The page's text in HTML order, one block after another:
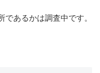
あるかは調査中です。